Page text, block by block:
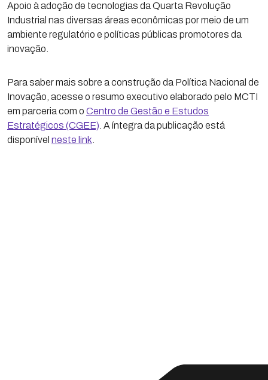
Apoio à adoção de tecnologias da Quarta Revolução
Industrial nas diversas áreas econômicas por meio de um
ambiente regulatório e políticas públicas promotores da
inovação.
Para saber mais sobre a construção da Política Nacional de
Inovação, acesse o resumo executivo elaborado pelo MCTI
em parceria com o Centro de Gestão e Estudos
Estratégicos (CGEE) . A íntegra da publicação está
disponível neste link